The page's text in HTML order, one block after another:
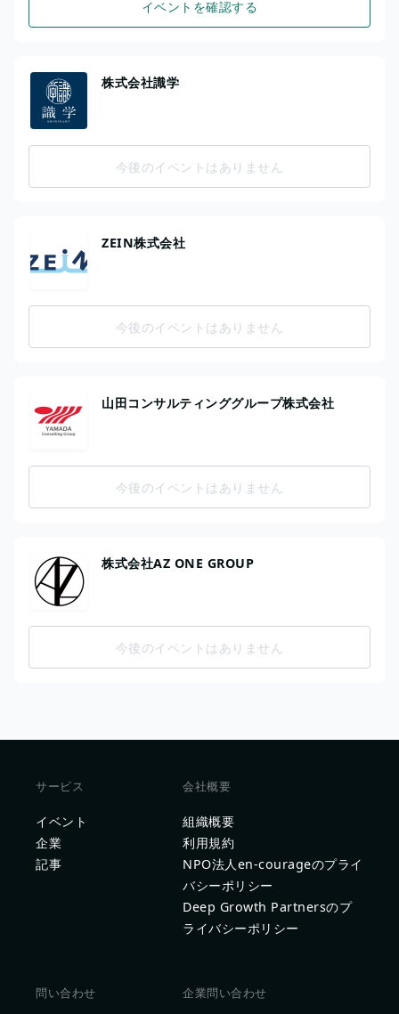
イベントを確認する
株式会社識学
今後のイベントはありません
ZEIN株式会社
今後のイベントはありません
山田コンサルティンググループ株式会社
今後のイベントはありません
株式会社AZ ONE GROUP
今後のイベントはありません
サービス
イベント
企業
記事
会社概要
組織概要
利用規約
NPO法人en-courageのプライ
バシーポリシー
Deep Growth Partnersのプ
ライバシーポリシー
問い合わせ 企業問い合わせ